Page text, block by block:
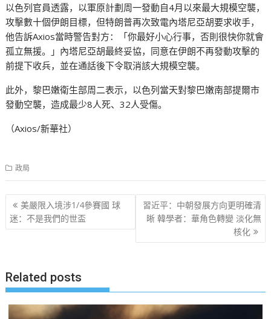
以色列官員透露，以軍原計劃周一發動自4月以來最大規模空襲，
攻擊數十個伊朗目標，但特朗普再次致電內塔尼亞胡要求收手，
他告訴Axios當時警告對方：「你最好小心行事，否則很快你就會
孤立無援。」內塔尼亞胡最終妥協，同意在伊朗不再發動攻擊的
前提下收兵，並在通話後下令取消該大規模空襲。
此外，黎巴嫩衛生部周二表示，以色列當天對黎巴嫩南部提爾市
發動空襲，造成最少8人死、32人受傷。
（Axios/新華社）
政局
文
章
美嚴限入境涉1/4參賽國 球
迷：不是我們的世盃
習近平：中朝發展方向更明確清
晰 韓學者：華角色轉變 淡化無
核化
Related posts